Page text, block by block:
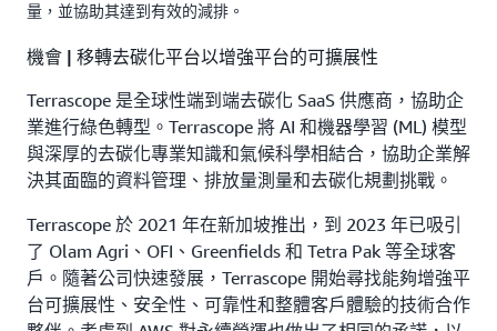
量，並協助其達到有效的減排。
機會 | 移轉去碳化平台以增強平台的可擴展性
Terrascope 是全球性端到端去碳化 SaaS 供應商，協助企
業進行綠色轉型。Terrascope 將 AI 和機器學習 (ML) 模型
與深厚的去碳化專業知識和氣候科學相結合，協助企業解
決其面臨的資料管理、排放量測量和去碳化規劃挑戰。
Terrascope 於 2021 年在新加坡推出，到 2023 年已吸引
了 Olam Agri、OFI、Greenfields 和 Tetra Pak 等全球客
戶。隨著公司快速發展，Terrascope 開始尋找能夠增強平
台可擴展性、安全性、可靠性和整體客戶體驗的技術合作